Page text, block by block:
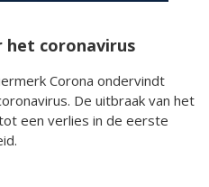
het coronavirus
Corona ondervindt
De uitbraak van het
een verlies in de eerste